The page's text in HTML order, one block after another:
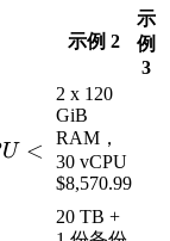
示例 2
示
例
3
U <
2 x 120
GiB
RAM，
30 vCPU
$8,570.99
20 TB +